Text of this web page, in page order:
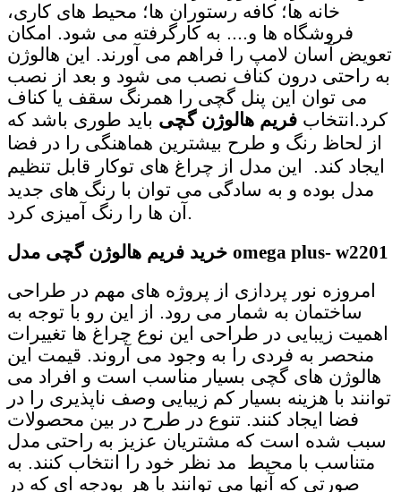
خانه ها؛ کافه رستوران ها؛ محیط های کاری،
فروشگاه ها و.... به کارگرفته می شود. امکان
تعویض آسان لامپ را فراهم می آورند. این هالوژن
به راحتی درون کناف نصب می شود و بعد از نصب
می توان این پنل گچی را همرنگ سقف یا کناف
کرد. انتخاب فریم هالوژن گچی باید طوری باشد که
از لحاظ رنگ و طرح بیشترین هماهنگی را در فضا
ایجاد کند. این مدل از چراغ های توکار قابل تنظیم
مدل بوده و به سادگی می توان با رنگ های جدید
آن ها را رنگ آمیزی کرد.
خرید omega plus- w2201
امروزه نور پردازی از پروژه های مهم در طراحی
ساختمان به شمار می رود. از این رو با توجه به
اهمیت زیبایی در طراحی این نوع چراغ ها تغییرات
منحصر به فردی را به وجود می آروند. قیمت این
هالوژن های گچی بسیار مناسب است و افراد می
توانند با هزینه بسیار کم زیبایی وصف ناپذیری را در
فضا ایجاد کنند. تنوع در طرح در بین محصولات
سبب شده است که مشتریان عزیز به راحتی مدل
متناسب با محیط مد نظر خود را انتخاب کنند. به
صورتی که آنها می توانند با هر بودجه ای که در